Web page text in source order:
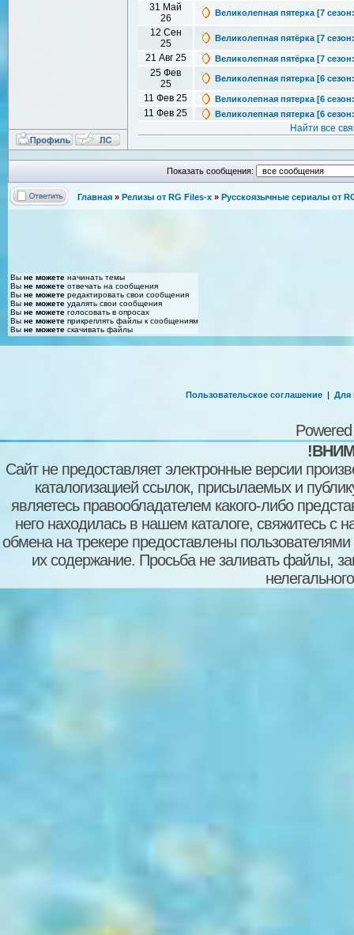
31 Май
26
Великолепная пятерка [7
12 Сен
25
Великолепная пятёрка [7
21 Авг 25 Великолепная пятёрка [7
25 Фев
25
Великолепная пятерка [6
11 Фев 25 Великолепная пятерка [6
11 Фев 25 Великолепная пятерка [6
Найти все
Показать сообщения:
Главная » Релизы от RG Files-x » Русскоязычные сериалы от
Вы не можете начинать темы
Вы не можете отвечать на сообщения
Вы не можете редактировать свои сообщения
Вы не можете удалять свои сообщения
Вы не можете голосовать в опросах
Вы не можете прикреплять файлы к сообщениям
Вы не можете скачивать файлы
Пользовательское соглашение | Для
Сайт не предоставляет электронные версии
каталогизацией ссылок, присылаемых и
являетесь правообладателем какого-либо
него находилась в нашем каталоге, свяжитесь
обмена на трекере предоставлены пользователями
их содержание. Просьба не заливать файлы,